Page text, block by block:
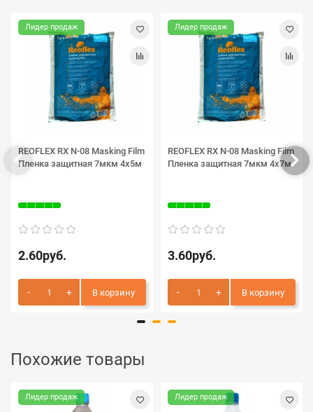
Лидер продаж
REOFLEX RX N-08 Masking Film
Пленка защитная 7мкм 4х5м
2.60руб.
В корзину
Лидер продаж
REOFLEX RX N-08 Masking Film
Пленка защитная 7мкм 4х7м
3.60руб.
В корзину
Похожие товары
Лидер продаж Лидер продаж